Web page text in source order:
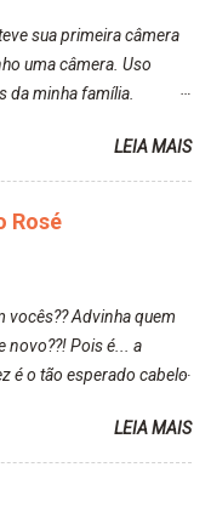
sua primeira câmera
uma câmera. Uso
da minha família.
mas comecei a
modelo. Você tem
Ainda não tenho
Por enquanto, a
e pelas minhas páginas.
Instagram. Eu
Tumblr e nem do We
Sou do time foto
LEIA MAIS
Rosé
vocês?? Advinha quem
novo??! Pois é... a
é o tão esperado cabelo
a saga do
aqui embaixo, o link
verem: ✨ Alfaparf | Alta
LEIA MAIS